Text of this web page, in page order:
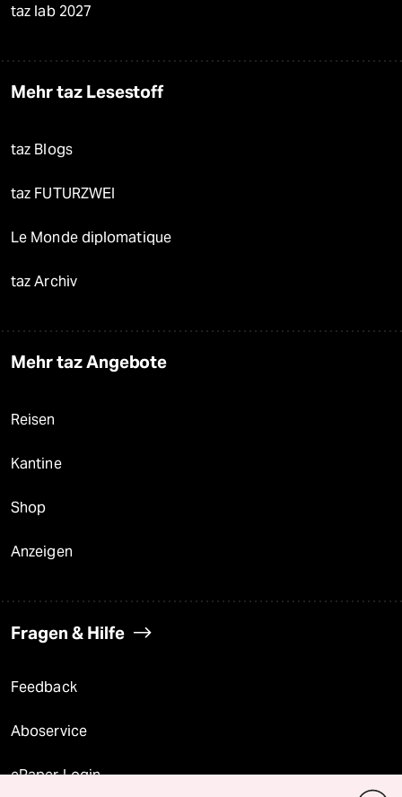
taz lab 2027
Mehr taz Lesestoff
taz Blogs
taz FUTURZWEI
Le Monde diplomatique
taz Archiv
Mehr taz Angebote
Reisen
Kantine
Shop
Anzeigen
Fragen & Hilfe
Feedback
Aboservice
ePaper Login